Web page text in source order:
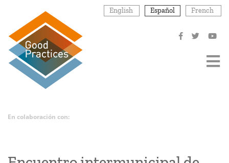
contenido
principal
English Español French
En colaboración con: